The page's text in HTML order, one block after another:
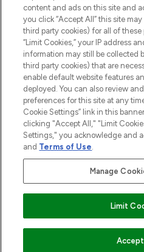
ZUM
ÜBER
COVID-
2026 THG Beauty Europe GmbH
Pay Securely With
content and ads on this site and
you click “Accept All” this site
third party cookies) for all of
“Limit Cookies,” your IP address
information may still be collected
third party cookies) that are
enable default website features
deployed. You can also review
preferences for this site at any
Cookie Settings” link in this
clicking "Accept All," "Limit
Settings," you acknowledge and
and Terms of Use.
Manage
Limit
Accept